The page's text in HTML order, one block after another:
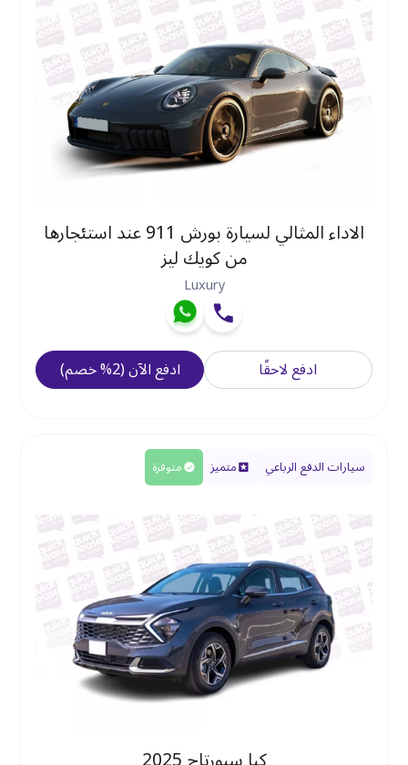
الاداء المثالي لسيارة بورش 911 عند استئجارها
من كويك ليز
Luxury
ادفع لاحقًا ادفع الآن(
2
%خصم)
سيارات الدفع الرباعي متميز متوفرة